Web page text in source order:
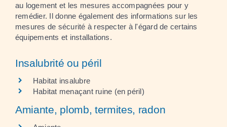
au logement et les mesures accompagnées pour y
remédier. Il donne également des informations sur les
mesures de sécurité à respecter à l'égard de certains
équipements et installations.
Insalubrité ou péril
Habitat insalubre
Habitat menaçant ruine (en péril)
Amiante, plomb, termites, radon